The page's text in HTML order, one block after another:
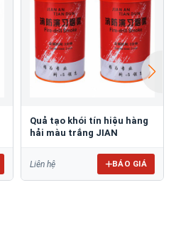
Quả tạo khói tín hiệu hàng
hải màu trắng JIAN
Liên hệ BÁO GIÁ